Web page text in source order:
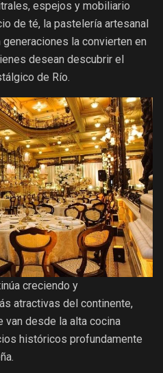
espejos y mobiliario
de té, la pastelería artesanal
la convierten en
desean descubrir el
de Río.
creciendo y
atractivas del continente,
desde la alta cocina
históricos profundamente